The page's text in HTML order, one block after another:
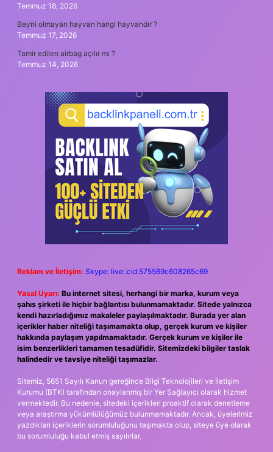
Temmuz 18, 2026
Beyni olmayan hayvan hangi hayvandır ?
Temmuz 17, 2026
Tamir edilen airbag açılır mı ?
Temmuz 14, 2026
Reklam ve İletişim: Skype: live:.cid.575569c608265c69
Yasal Uyarı: Bu internet sitesi, herhangi bir marka, kurum veya
şahıs şirketi ile hiçbir bağlantısı bulunmamaktadır. Sitede yalnızca
kendi hazırladığımız makaleler paylaşılmaktadır. Burada yer alan
içerikler haber niteliği taşımamakta olup, gerçek kurum ve kişiler
hakkında paylaşım yapılmamaktadır. Gerçek kurum ve kişiler ile
isim benzerlikleri tamamen tesadüfidir. Sitemizdeki bilgiler taslak
halindedir ve tavsiye niteliği taşımazlar.
Sitemiz, 5651 Sayılı Kanun gereğince Bilgi Teknolojileri ve İletişim
Kurumu (BTK) tarafından onaylanmış bir Yer Sağlayıcı olarak hizmet
vermektedir. Bu nedenle, sitedeki içerikleri proaktif olarak denetleme
veya araştırma yükümlülüğümüz bulunmamaktadır. Ancak, üyelerimiz
yazdıkları içeriklerin sorumluluğunu taşımakta olup, siteye üye olarak
bu sorumluluğu kabul etmiş sayılırlar.